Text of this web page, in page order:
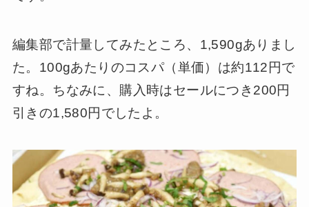
編集部で計量してみたところ、1,590gありまし
た。100gあたりのコスパ（単価）は約112円で
すね。ちなみに、購入時はセールにつき200円
引きの1,580円でしたよ。